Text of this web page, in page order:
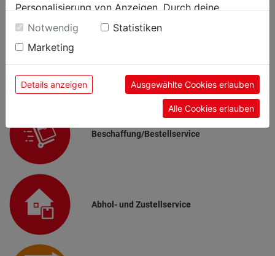
Farbmischanlage
Beschaffung/Bestellservice
Abhol- und Zustellservice
Personalisierung von Anzeigen. Durch deine
Einwilligung werden die Daten von Drittanbieter,
unter anderem auch in den USA, verarbeitet.
Durch Klick auf "Alle Cookies erlauben" stimmst du
der Verwendung aller Cookies zu. Unter "Details
anzeigen" findest du alle Infos zu den
unterschiedlichen Cookies, unter "Cookies
Konfigurieren" kannst du auswählen, welche Cookies
du zulassen möchtest und welche nicht.
Weitere Informationen findest du in unserer
Datenschutzerklärung
Notwendig
Statistiken
Marketing
Details anzeigen Ausgewählte Cookies erlauben
Alle Cookies erlauben